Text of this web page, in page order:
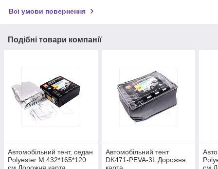
Всі умови повернення
Подібні товари компанії
Автомобільний тент, седан
Polyester М 432*165*120
Автомобільний тент
DK471-PEVA-3L Дорожня